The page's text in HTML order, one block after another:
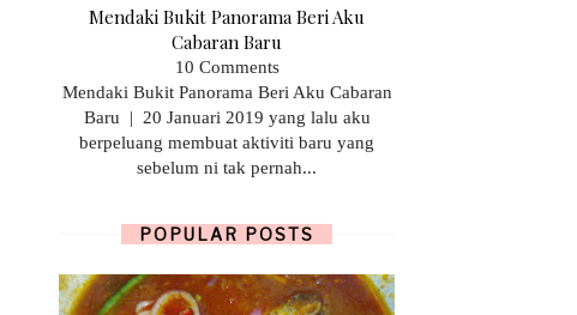
Mendaki Bukit Panorama Beri Aku
Cabaran Baru
10 Comments
Mendaki Bukit Panorama Beri Aku Cabaran
Baru | 20 Januari 2019 yang lalu aku
berpeluang membuat aktiviti baru yang
sebelum ni tak pernah...
POPULAR POSTS